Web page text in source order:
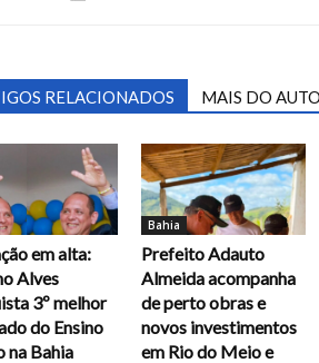
RELACIONADOS MAIS DO
em alta:
Alves
3º melhor
do Ensino
na Bahia
Bahia
Prefeito Adauto
Almeida acompanha
de perto obras e
novos investimentos
em Rio do Meio e